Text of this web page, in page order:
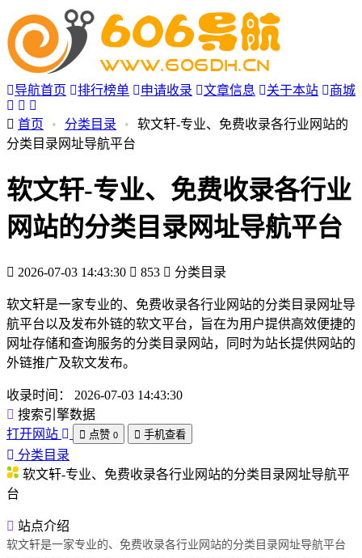
导航首页 排行榜单 申请收录 文章信息 关于本站 商城
首页 • 分类目录 •
软文轩-专业、免费收录各行业网站的
分类目录网址导航平台
软文轩-专业、免费收录各行业
网站的分类目录网址导航平台
2026-07-03 14:43:30 853 分类目录
软文轩是一家专业的、免费收录各行业网站的分类目录网址导
航平台以及发布外链的软文平台，旨在为用户提供高效便捷的
网址存储和查询服务的分类目录网站，同时为站长提供网站的
外链推广及软文发布。
收录时间：
2026-07-03 14:43:30
搜索引擎数据
打开网站
点赞 0 手机查看
分类目录
软文轩-专业、免费收录各行业网站的分类目录网址导航平
台
站点介绍
软文轩是一家专业的、免费收录各行业网站的分类目录网址导航平台